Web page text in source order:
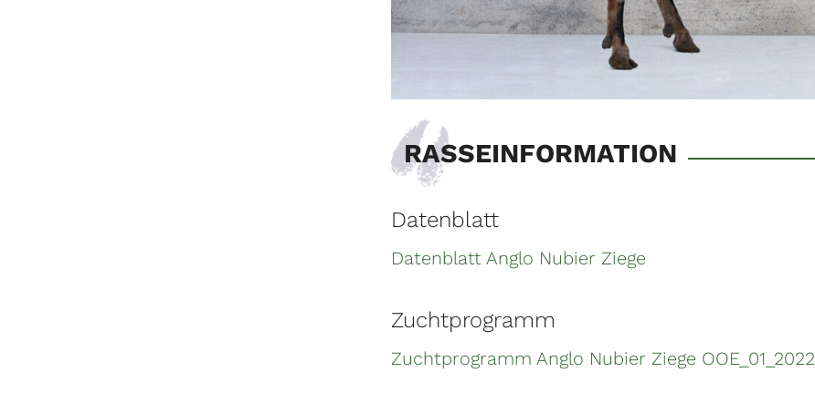
RASSEINFORMATION
Datenblatt
Datenblatt Anglo Nubier Ziege
Zuchtprogramm
Zuchtprogramm Anglo Nubier Ziege OOE_01_2022